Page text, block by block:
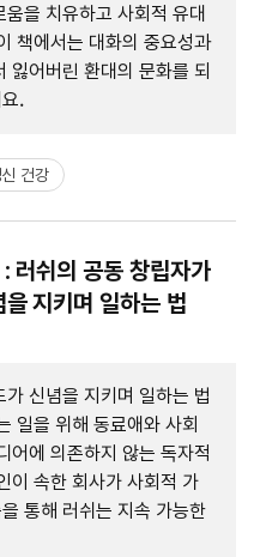
을 치유하고 사회적 유대
책에서는 대화의 중요성과
잃어버린 환대의 문화를 되
.
신 건강
러쉬의 공동 창립자가
지키며 일하는 법
신념을 지키며 일하는 법
일을 위해 동료애와 사회
어에 의존하지 않는 독자적
이 속한 회사가 사회적 가
통해 러쉬는 지속 가능한